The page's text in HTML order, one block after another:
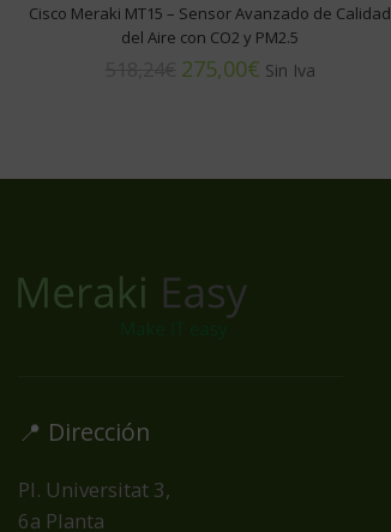
Cisco Meraki MT15 – Sensor Avanzado de Calidad
del Aire con CO2 y PM2.5
275,00€
📍 Dirección
Pl. Universitat 3,
6a Planta